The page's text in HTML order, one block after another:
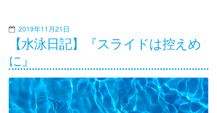
2019年11月21日
【水泳日記】『スライドは控えめ
に』